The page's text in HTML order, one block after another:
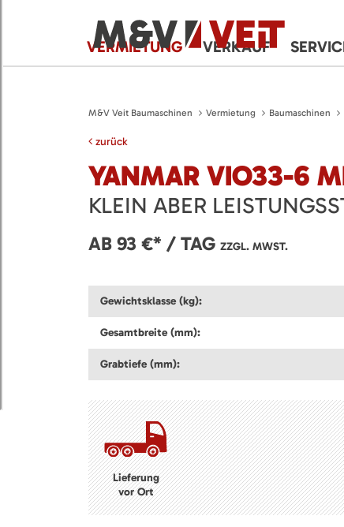
VERMIETUNG VERKAUF
M&V Veit Baumaschinen Vermietung Baumaschinen
zurück
YANMAR VIO33-6
KLEIN ABER
AB 93 €* / TAG ZZGL. MWST.
Gewichtsklasse (kg):
Gesamtbreite (mm):
Grabtiefe (mm):
Lieferung
vor Ort